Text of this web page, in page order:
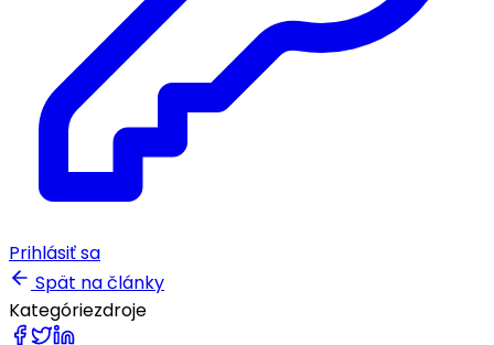
Prihlásiť sa
Spät na články
Kategóriezdroje